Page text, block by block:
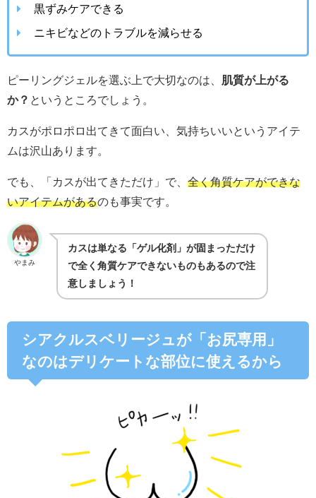
黒ずみケアできる
ニキビなどのトラブルを減らせる
ピーリングジェルを選ぶ上で大切なのは、
肌質が上がる
か？ というところでしょう。
カスがポロポロ出てきて面白い、気持ちいいというアイテ
ムは沢山あります。
でも、「カスが出てきただけ」で、 全く角質ケアができな
いアイテムがあるのも事実です。
やまみ
カスは単なる「ゲル化剤」が固まっただけ
で全く角質ケアできないものもあるので注
意しましょう！
シアクルスベリージュが「お尻専用」
なのはデリケートな部位に使えるから